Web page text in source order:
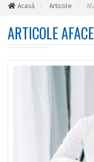
Acasă Articole
ARTICOLE